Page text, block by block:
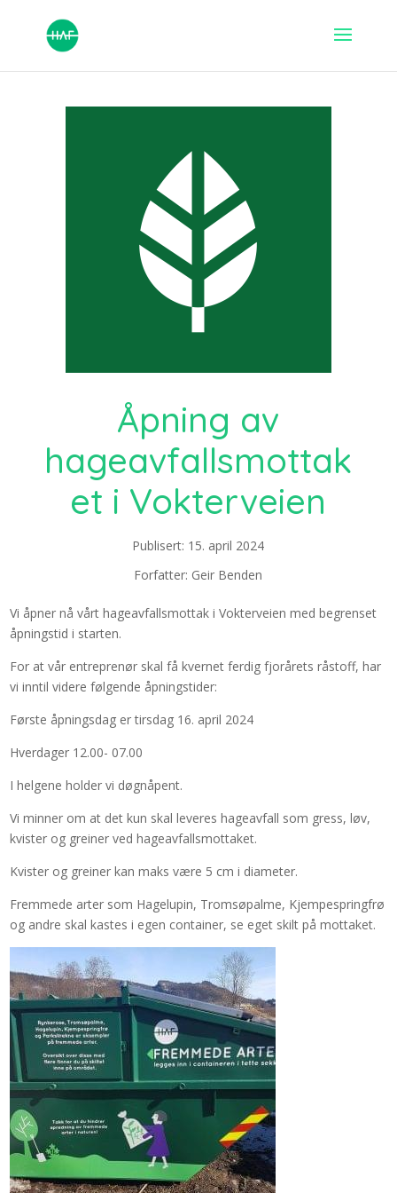
Åpning av
hageavfallsmottak
et i Vokterveien
Publisert: 15. april 2024
Forfatter: Geir Benden
Vi åpner nå vårt hageavfallsmottak i Vokterveien med begrenset
åpningstid i starten.
For at vår entreprenør skal få kvernet ferdig fjorårets råstoff, har
vi inntil videre følgende åpningstider:
Første åpningsdag er tirsdag 16. april 2024
Hverdager 12.00- 07.00
I helgene holder vi døgnåpent.
Vi minner om at det kun skal leveres hageavfall som gress, løv,
kvister og greiner ved hageavfallsmottaket.
Kvister og greiner kan maks være 5 cm i diameter.
Fremmede arter som Hagelupin, Tromsøpalme, Kjempespringfrø
og andre skal kastes i egen container, se eget skilt på mottaket.